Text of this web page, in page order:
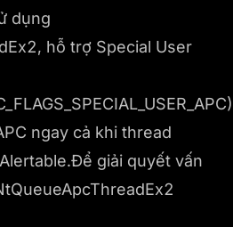
dụng
hỗ trợ Special User
ngay cả khi thread
giải quyết vấn